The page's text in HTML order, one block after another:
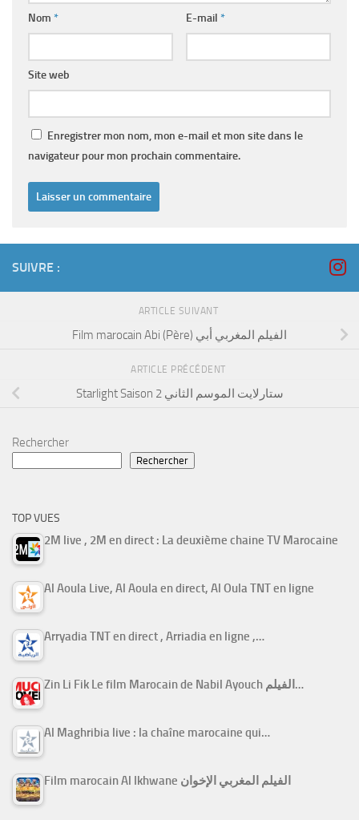
Nom * E-mail *
Site web
Enregistrer mon nom, mon e-mail et mon site dans le
navigateur pour mon prochain commentaire.
SUIVRE :
ARTICLE SUIVANT
Film marocain Abi (Père) الفيلم المغربي أبي
ARTICLE PRÉCÉDENT
Starlight Saison 2 ستارلايت الموسم الثاني
Rechercher
Rechercher
TOP VUES
2M live , 2M en direct : La deuxième chaine TV Marocaine
Al Aoula Live, Al Aoula en direct, Al Oula TNT en ligne
Arryadia TNT en direct , Arriadia en ligne ,…
Zin Li Fik Le film Marocain de Nabil Ayouch الفيلم…
Al Maghribia live : la chaîne marocaine qui…
Film marocain Al Ikhwane الفيلم المغربي الإخوان